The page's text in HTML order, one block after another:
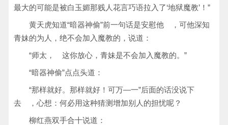
最大的可能是被白玉媚那贱人花言巧语拉入了‘地狱魔教’！”
黄天虎知道“暗器神偷”前一句话是安慰他 ，可他深知
青妹的为人，绝不会加入魔教的，说道：
“师太， 这你放心，青妹是不会加入魔教的。”
“暗器神偷”点点头道：
“那样就好。那样就好！可万—一”后面的话没说下
去 ，心想：何必用这种猜测增加别人的担忧呢？
柳红燕双手合十说道：